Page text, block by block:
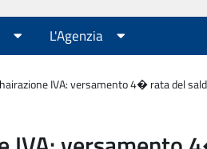
L'Agenzia
IVA: versamento 4� rata del